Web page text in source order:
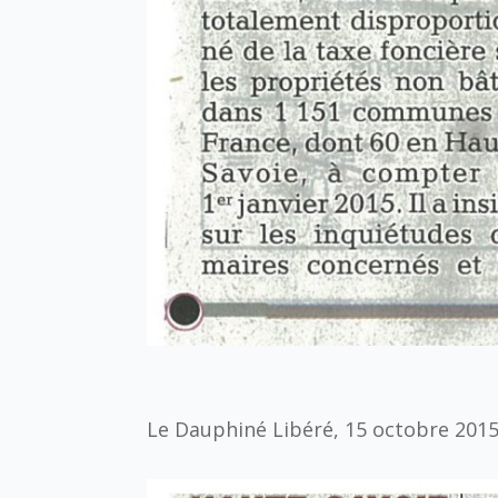
Le Dauphiné Libéré, 15 octobre 2015